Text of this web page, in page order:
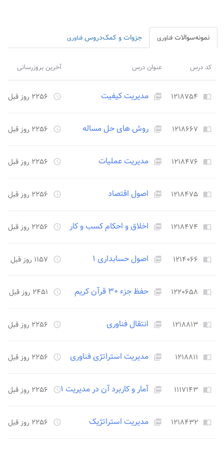
نمونه‌سوالات فناوری جزوات و کمک‌دروس فناوری
کد درس عنوان درس آخرین بروزرسانی
import_contacts ۱۲۱۸۷۵۴ picture_as_pdf مدیریت کیفیت access_time ۲۲۵۶ روز قبل
import_contacts ۱۲۱۸۶۶۷ picture_as_pdf روش های حل مساله access_time ۲۲۵۶ روز قبل
import_contacts ۱۲۱۸۴۷۶ picture_as_pdf مدیریت عملیات access_time ۲۲۵۶ روز قبل
import_contacts ۱۲۱۸۴۷۵ picture_as_pdf اصول اقتصاد access_time ۲۲۵۶ روز قبل
import_contacts ۱۲۱۸۴۷۴ picture_as_pdf اخلاق و احکام کسب و کار access_time ۲۲۵۶ روز قبل
import_contacts ۱۲۱۴۰۶۶ picture_as_pdf اصول حسابداری ۱ access_time ۱۱۵۷ روز قبل
import_contacts ۱۲۲۰۶۵۸ picture_as_pdf حفظ جزء ۳۰ قرآن کریم access_time ۲۴۵۱ روز قبل
import_contacts ۱۲۱۸۸۱۳ picture_as_pdf انتقال فناوری access_time ۲۲۵۶ روز قبل
import_contacts ۱۲۱۸۸۱۱ picture_as_pdf مدیریت استراتژی فناوری access_time ۲۲۵۶ روز قبل
import_contacts ۱۱۱۷۱۴۳ picture_as_pdf آمار و کاربرد آن در مدیریت ۱ access_time ۲۲۵۶ روز قبل
import_contacts ۱۲۱۸۴۳۲ picture_as_pdf مدیریت استراتژیک access_time ۲۲۵۶ روز قبل